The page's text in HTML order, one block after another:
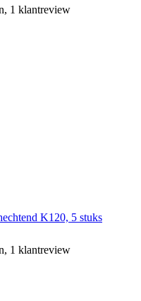
1 klantreview
K120, 5 stuks
1 klantreview